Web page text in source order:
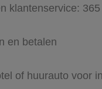
klantenservice:
en betalen
of huurauto voor